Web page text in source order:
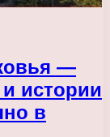
—
и истории
в